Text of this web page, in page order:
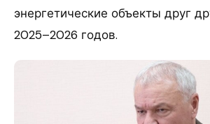
энергетические объекты друг
2025–2026 годов.